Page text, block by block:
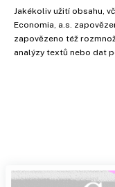
Jakékoliv užití obsahu,
Economia, a.s.
zapovězeno též
analýzy textů nebo dat